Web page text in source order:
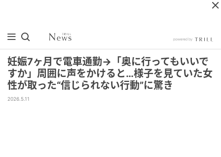
妊娠7ヶ月で電車通勤→「奥に行ってもいいで
すか」周囲に声をかけると…様子を見ていた女
性が取った“信じられない行動”に驚き
2026.5.11